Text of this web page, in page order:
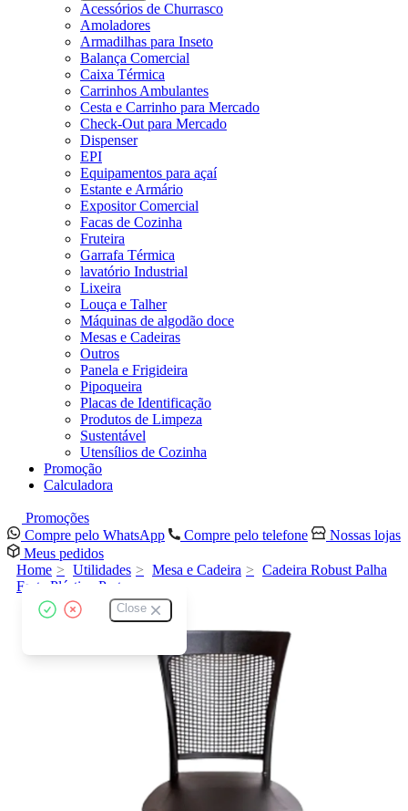
Acessórios de Churrasco
Amoladores
Armadilhas para Inseto
Balança Comercial
Caixa Térmica
Carrinhos Ambulantes
Cesta e Carrinho para Mercado
Check-Out para Mercado
Dispenser
EPI
Equipamentos para açaí
Estante e Armário
Expositor Comercial
Facas de Cozinha
Fruteira
Garrafa Térmica
lavatório Industrial
Lixeira
Louça e Talher
Máquinas de algodão doce
Mesas e Cadeiras
Outros
Panela e Frigideira
Pipoqueira
Placas de Identificação
Produtos de Limpeza
Sustentável
Utensílios de Cozinha
Promoção
Calculadora
Promoções
Compre pelo WhatsApp
Compre pelo telefone
Nossas lojas
Meus pedidos
Close
Home Utilidades Mesa e Cadeira
Cadeira Robust Palha
Forte Plástico Preta